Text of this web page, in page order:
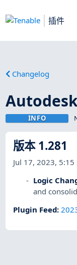
插件
Changelog
INFO
版本 1.281
Jul 17, 2023, 5:15
Logic
and
Plugin Feed: